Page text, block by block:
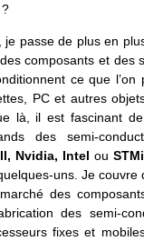
je passe de plus en
composants et des
ce que l’on
PC et autres
là, il est fascinant
des semi-
Nvidia, Intel ou
uns. Je
des
des semi-
fixes et